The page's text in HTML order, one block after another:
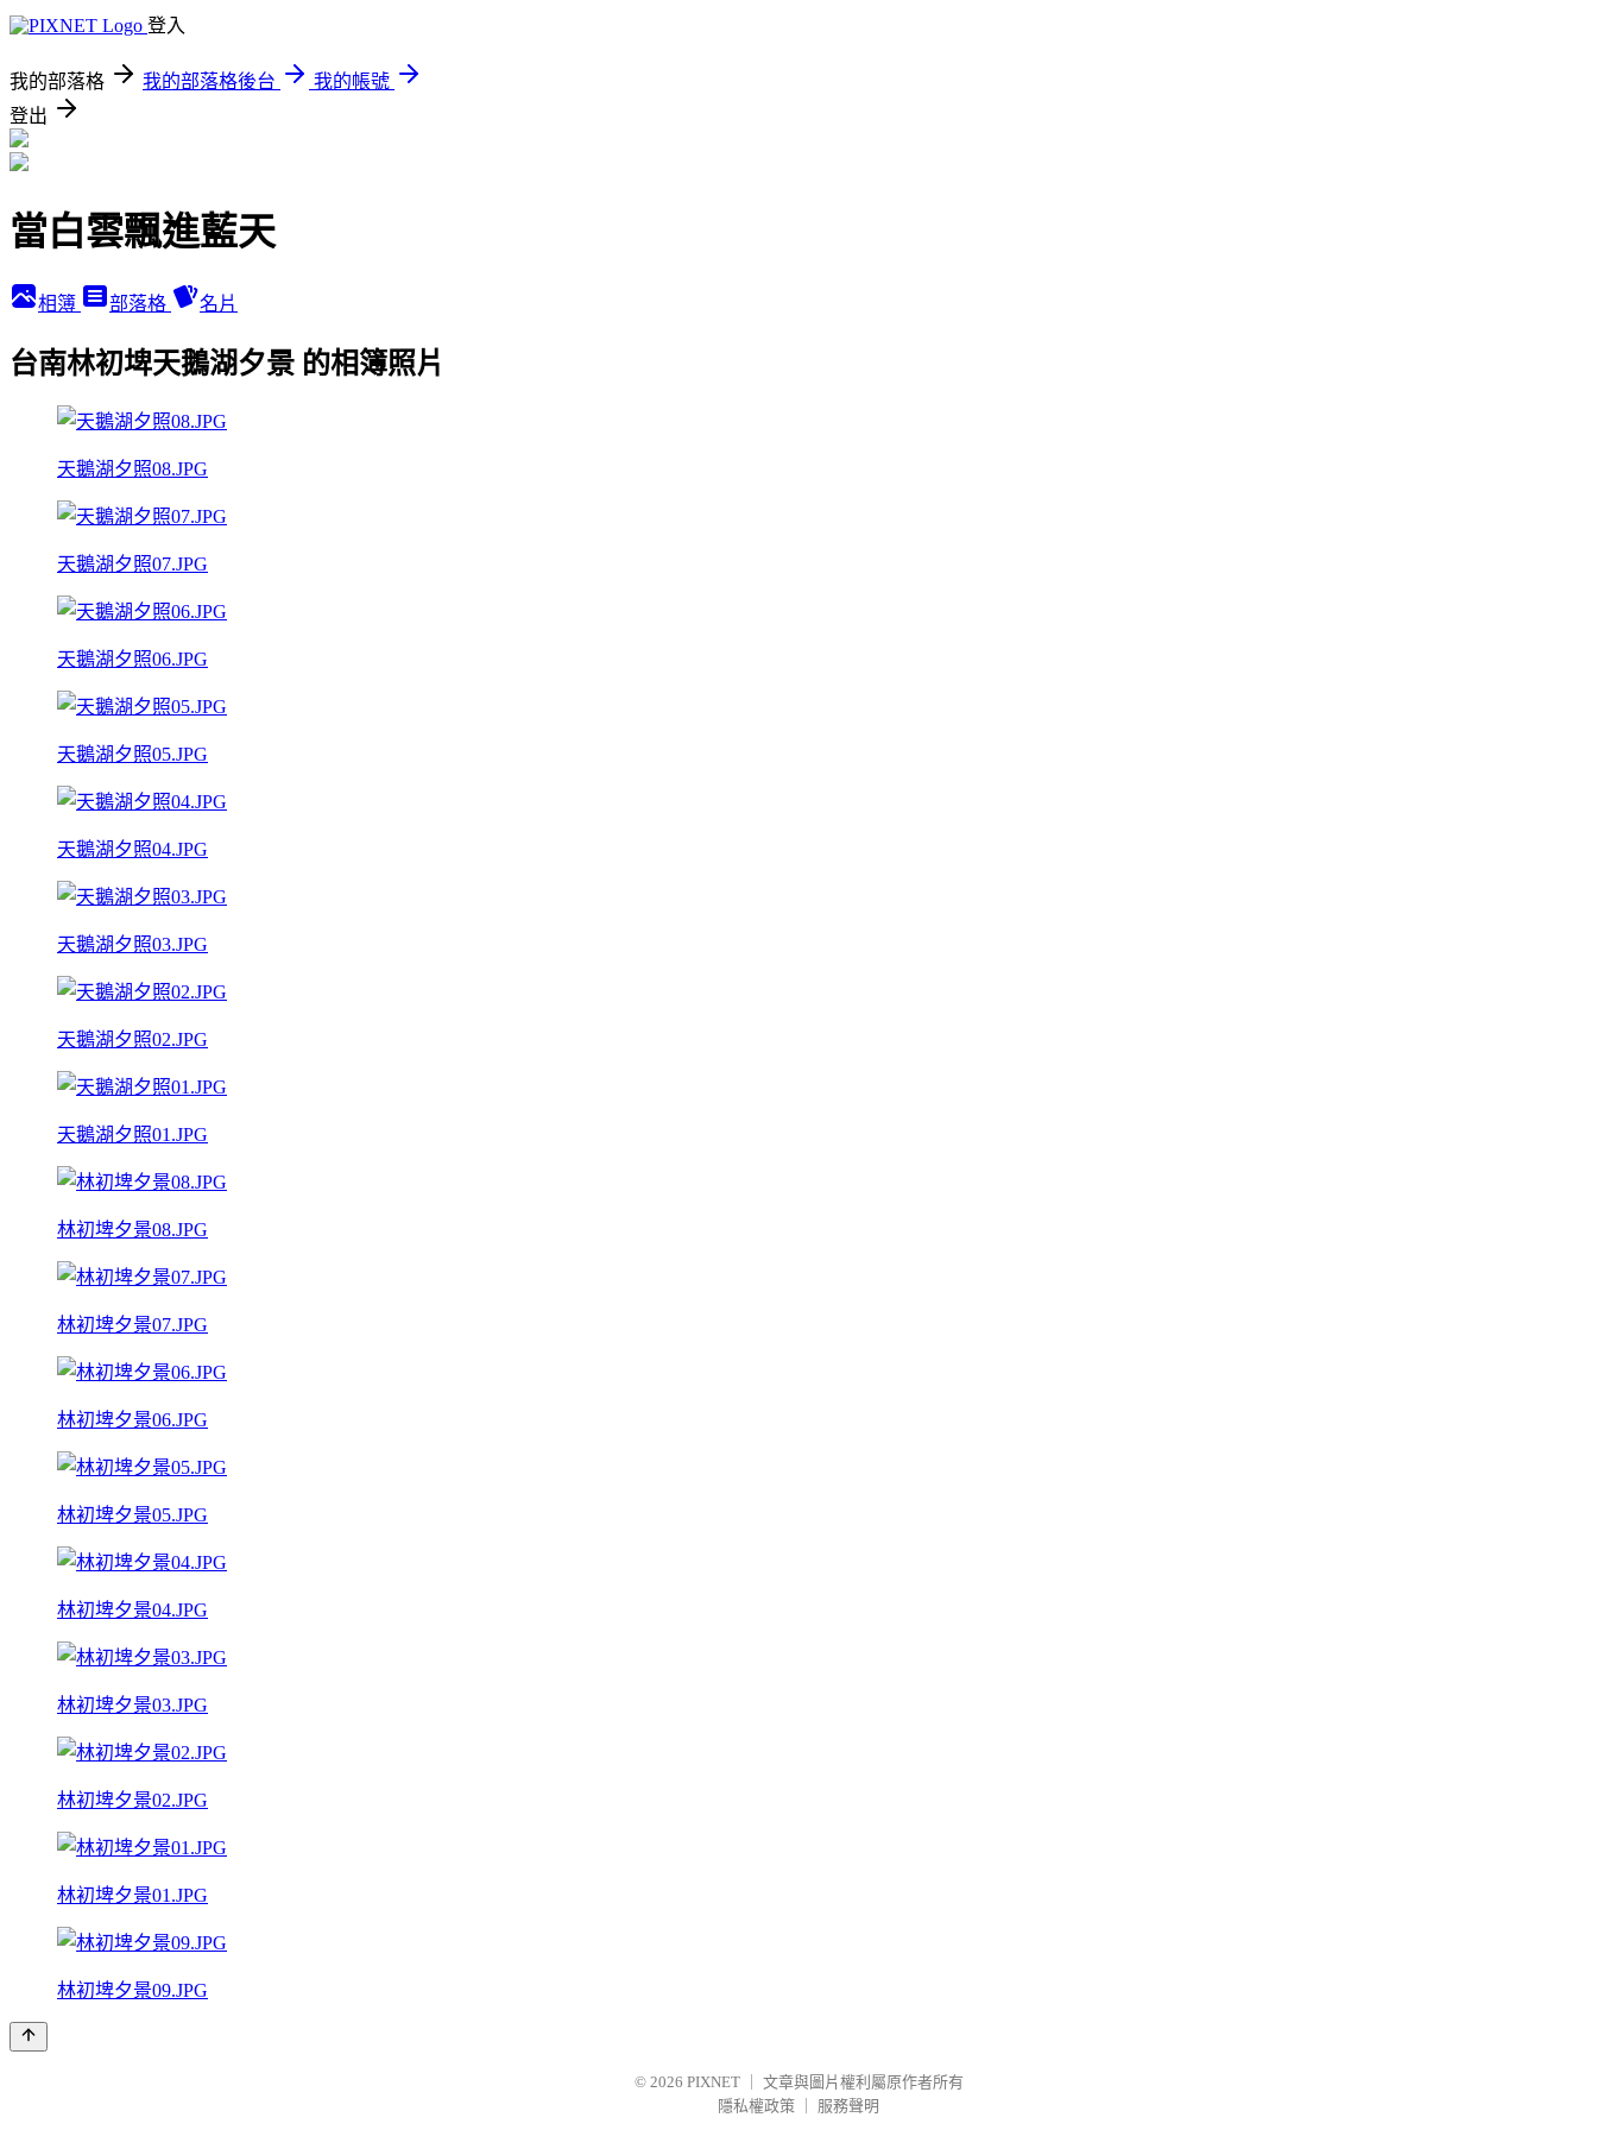
登入
我的部落格 我的部落格後台
我的帳號
登出
當白雲飄進藍天
相簿 部落格 名片
台南林初埤天鵝湖夕景 的相簿照片
天鵝湖夕照08.JPG
天鵝湖夕照07.JPG
天鵝湖夕照06.JPG
天鵝湖夕照05.JPG
天鵝湖夕照04.JPG
天鵝湖夕照03.JPG
天鵝湖夕照02.JPG
天鵝湖夕照01.JPG
林初埤夕景08.JPG
林初埤夕景07.JPG
林初埤夕景06.JPG
林初埤夕景05.JPG
林初埤夕景04.JPG
林初埤夕景03.JPG
林初埤夕景02.JPG
林初埤夕景01.JPG
林初埤夕景09.JPG
© 2026 PIXNET
文章與圖片權利屬原作者所有
隱私權政策
服務聲明